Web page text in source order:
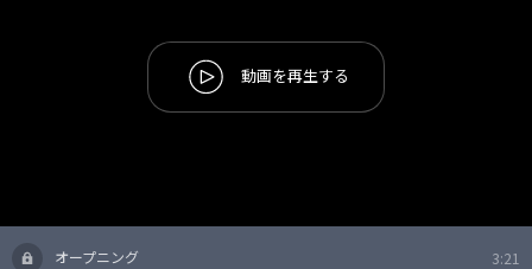
オープニング 3:21
動画を再生する